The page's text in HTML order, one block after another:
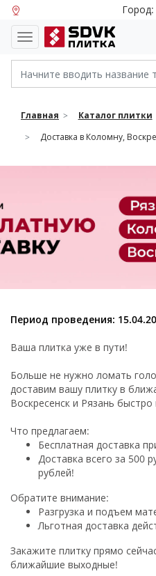
Город:
Главная Каталог плитки
Доставка в Коломну,
Период проведения:
Ваша плитка уже в пути!
Больше не нужно ломать
доставим вашу плитку в
Воскресенск и Рязань
Что предлагаем:
Бесплатная доставка
Доставка всего за 500
рублей!
Обратите внимание:
Разгрузка и подъем
Льготная доставка
Закажите плитку прямо
ближайшие выходные!